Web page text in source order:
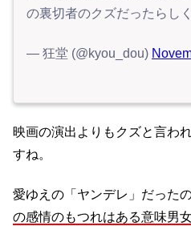
の裏切者のクズだったらし
— 狂堂 (@kyou_dou)
映画の演出よりもクズと言わ
すね。
愛ゆえの「ヤンデレ」だった
の感情のもつれはある意味男